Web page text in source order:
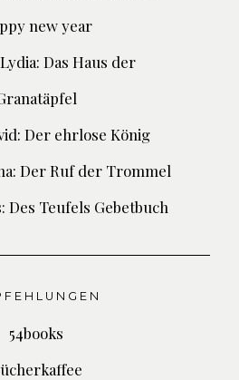
new year
Das Haus der
Der ehrlose König
Der Ruf der Trommel
Des Teufels Gebetbuch
54books